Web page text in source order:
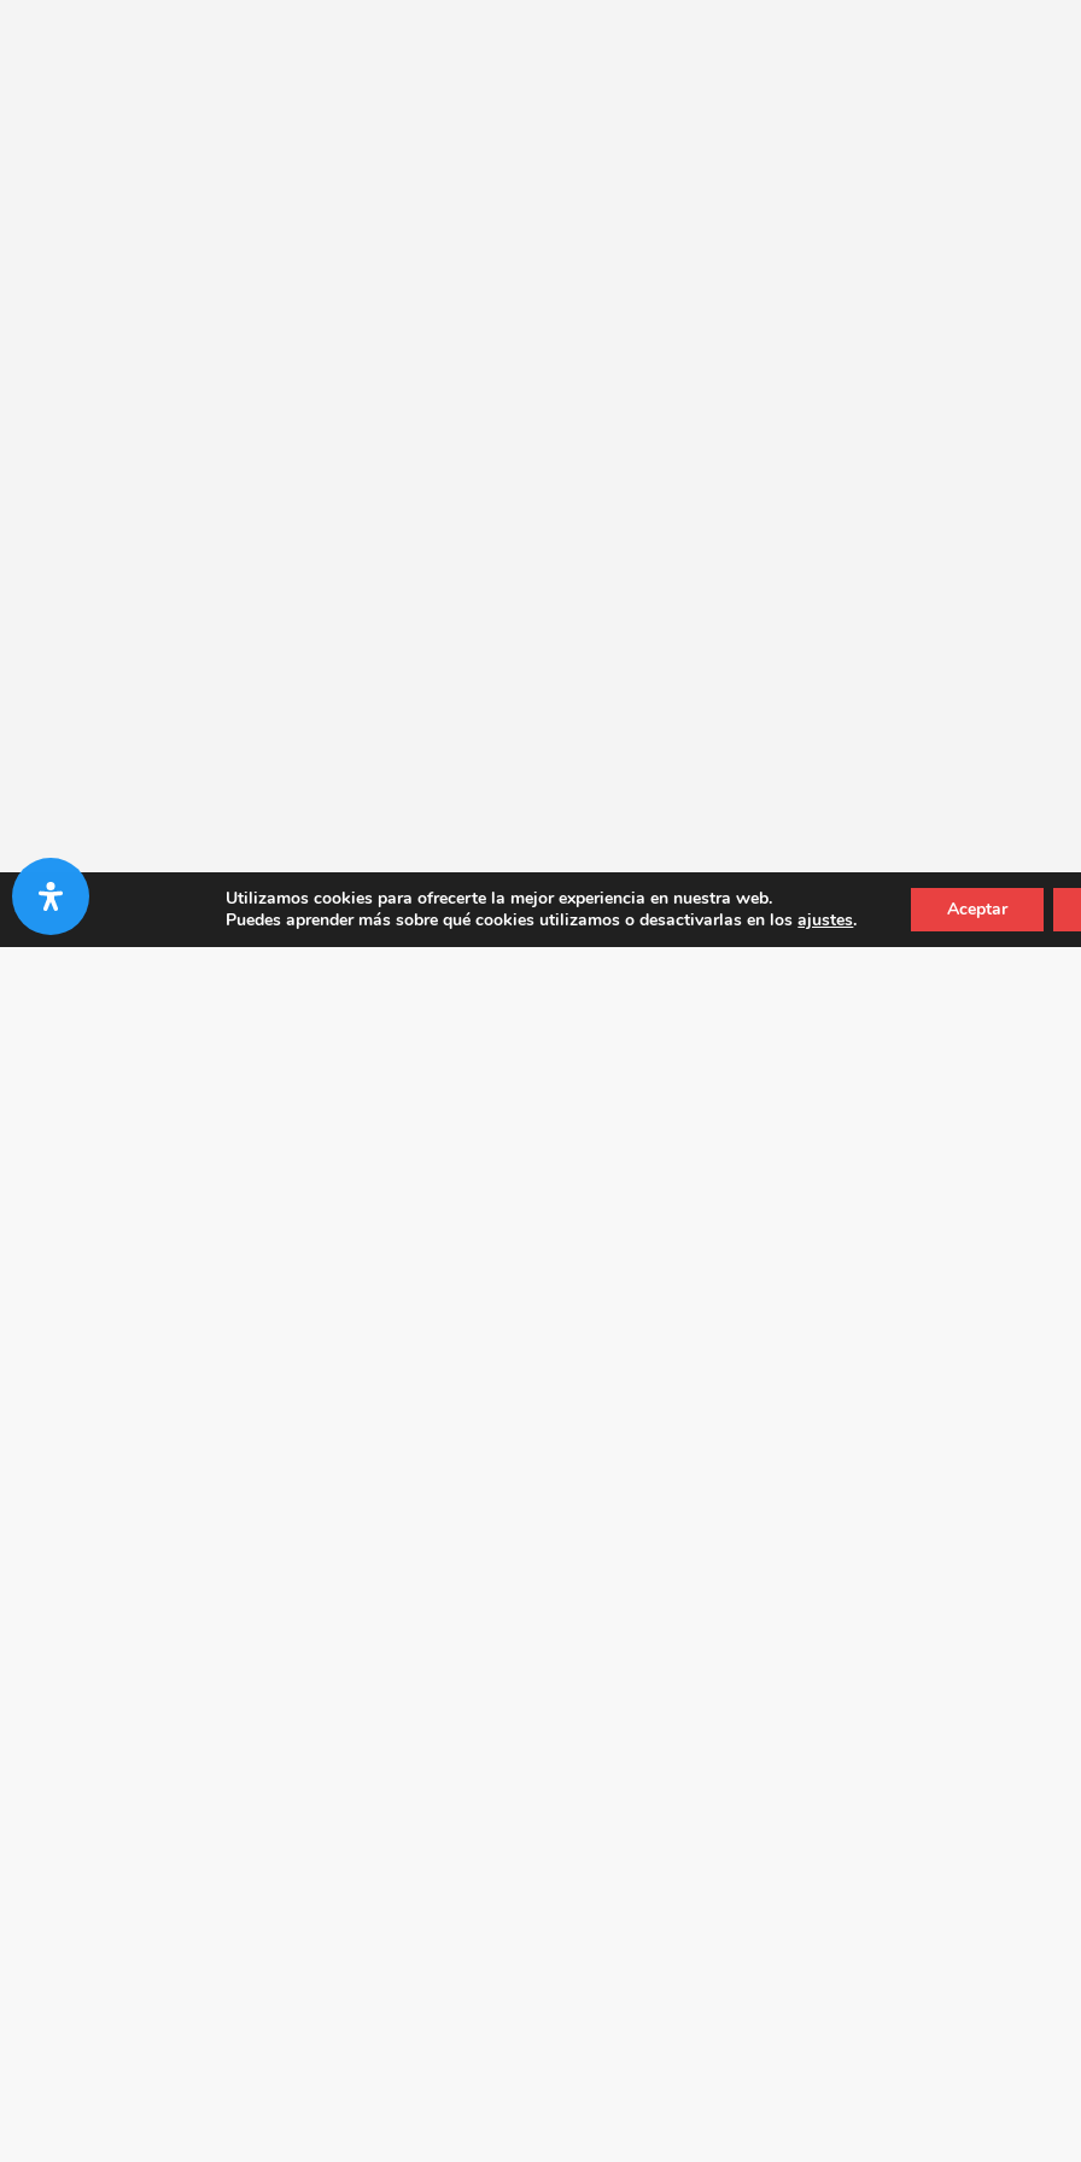
Utilizamos cookies para ofrecerte la mejor experiencia en nuestra web.
Puedes aprender más sobre qué cookies utilizamos o desactivarlas en losajustes. Aceptar